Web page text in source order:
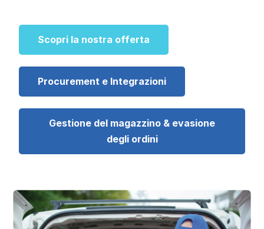
Scopri la nostra offerta
Procurement e Integrazioni
Gestione del magazzino & evasione
degli ordini